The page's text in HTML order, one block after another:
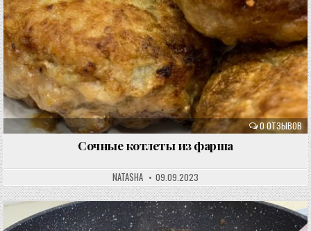
0 ОТЗЫВОВ
Сочные котлеты из фарша
NATASHA 09.09.2023